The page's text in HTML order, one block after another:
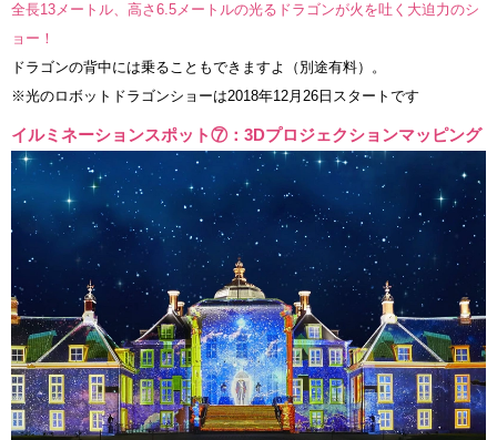
全長13メートル、高さ6.5メートルの光るドラゴンが火を吐く大迫力のシ
ョー！
ドラゴンの背中には乗ることもできますよ（別途有料）。
※光のロボットドラゴンショーは2018年12月26日スタートです
イルミネーションスポット⑦：3Dプロジェクションマッピング